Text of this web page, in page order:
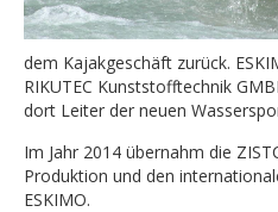
dem Kajakgeschäft zurück.
RIKUTEC Kunststofftechnik
dort Leiter der neuen
Im Jahr 2014 übernahm die
Produktion und den
ESKIMO.